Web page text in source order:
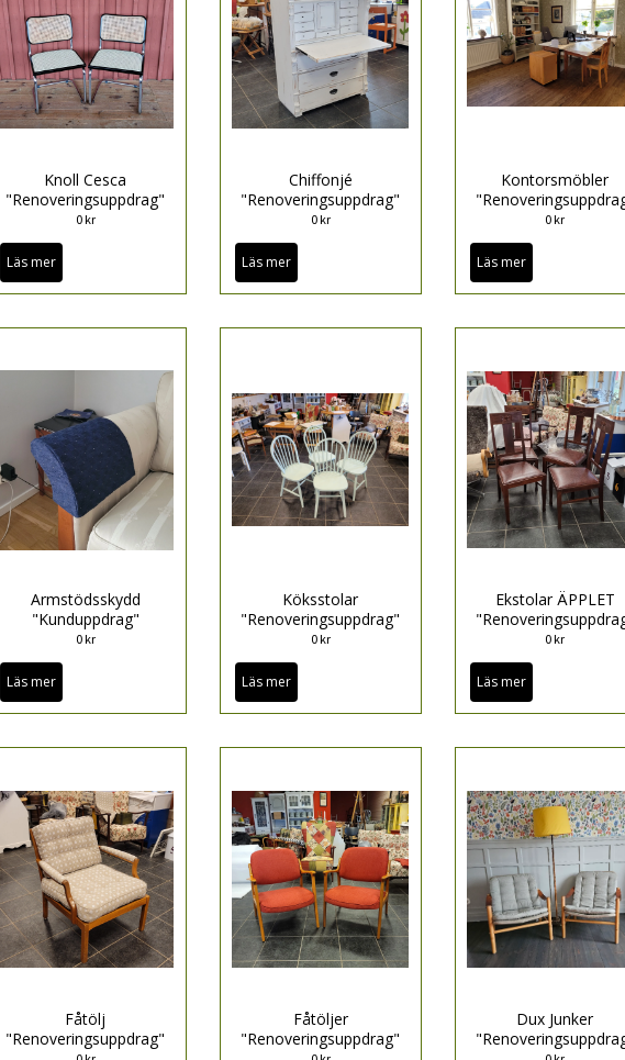
Knoll Cesca
"Renoveringsuppdrag"
0 kr
Läs mer
Chiffonjé
"Renoveringsuppdrag"
0 kr
Läs mer
Kontorsmöbler
0 kr
Läs mer
Armstödsskydd
"Kunduppdrag"
0 kr
Läs mer
Köksstolar
"Renoveringsuppdrag"
0 kr
Läs mer
Ekstolar ÄPPLET
0 kr
Läs mer
Fåtölj
"Renoveringsuppdrag"
Fåtöljer
"Renoveringsuppdrag"
Dux Junker